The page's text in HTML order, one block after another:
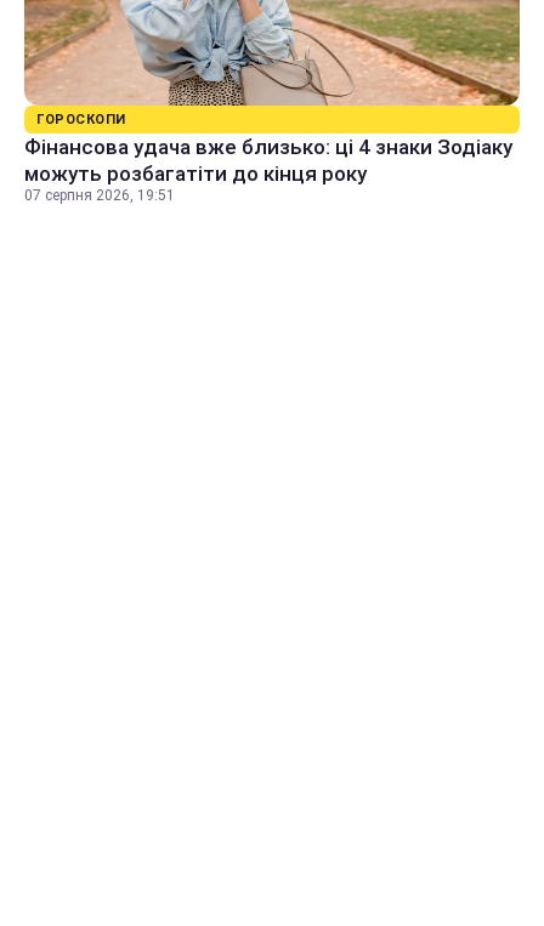
ГОРОСКОПИ
Фінансова удача вже близько: ці 4 знаки Зодіаку
можуть розбагатіти до кінця року
07 серпня 2026, 19:51